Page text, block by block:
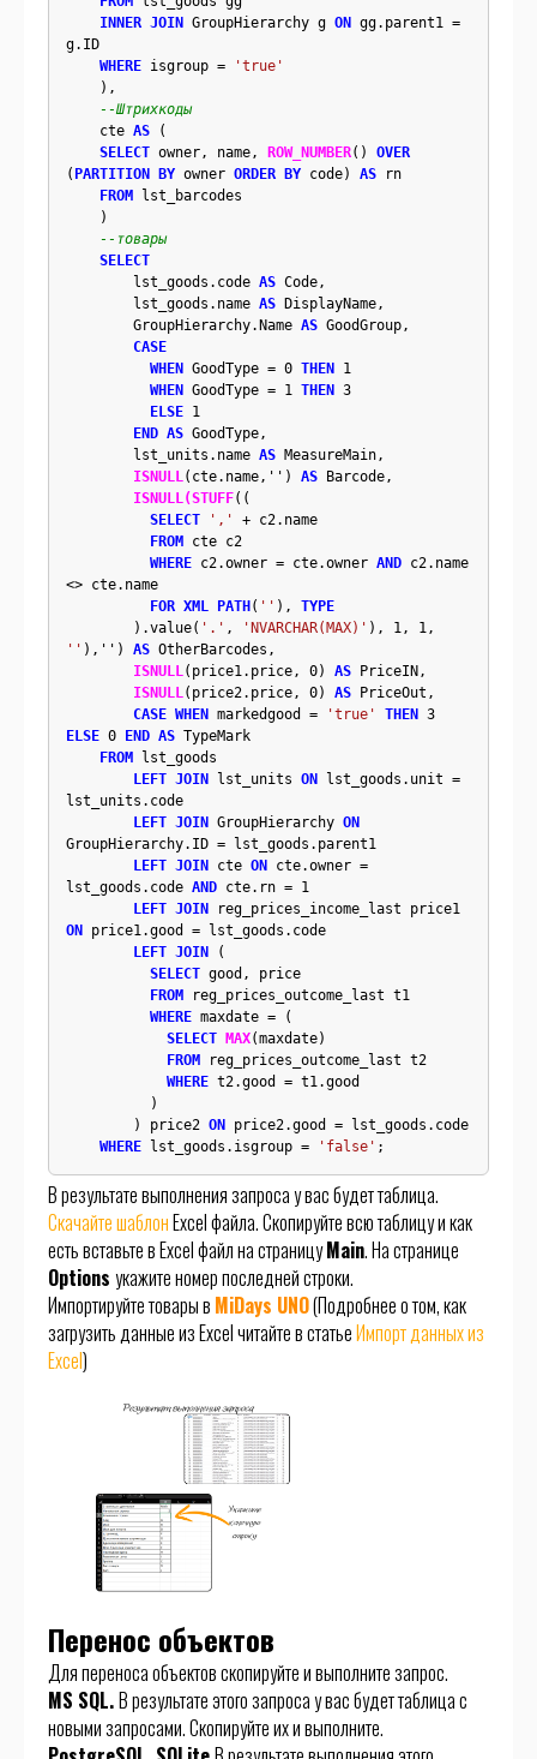
INNER JOIN
GroupHierarchy g ON
gg.parent1 =
g.ID
WHERE isgroup =
'true'
--Штрихкоды
    cte
AS (
SELECT owner, name, ROW_NUMBER() OVER
( PARTITION BY owner ORDER BY code) AS rn
FROM lst_barcodes
--товары
SELECT
        lst_goods.code
AS Code,
        lst_goods.name
AS DisplayName,
        GroupHierarchy.Name
AS GoodGroup,
CASE
WHEN
GoodType = 0 THEN
1
WHEN
GoodType = 1 THEN
3
ELSE 1
END AS GoodType,
        lst_units.name
AS MeasureMain,
ISNULL(cte.name,'') AS Barcode,
ISNULL(STUFF((
SELECT
','
+ c2.name
FROM cte c2
WHERE c2.owner = cte.owner AND c2.name
<> cte.name
FOR XML
PATH ( '' ), TYPE
        ).value(
'.' , 'NVARCHAR(MAX)'
'' ),'') AS OtherBarcodes,
ISNULL(price1.price, 0) AS PriceIN,
ISNULL(price2.price, 0) AS PriceOut,
CASE WHEN markedgood = 'true' THEN
ELSE 0 END AS TypeMark
FROM lst_goods
LEFT JOIN
lst_units ON
lst_goods.unit =
lst_units.code
LEFT JOIN
GroupHierarchy ON
GroupHierarchy.ID = lst_goods.parent1
LEFT JOIN
cte ON
cte.owner =
lst_goods.code AND cte.rn = 1
LEFT JOIN
ON
price1.good = lst_goods.code
LEFT JOIN
(
SELECT good, price
FROM reg_prices_outcome_last t1
WHERE maxdate = (
SELECT
MAX(maxdate)
FROM reg_prices_outcome_last t2
WHERE t2.good = t1.good
        ) price2
ON
price2.good = lst_goods.code
WHERE lst_goods.isgroup = 'false' ;
В результате выполнения запроса у вас будет таблица.
Скачайте шаблонExcel файла. Скопируйте всю таблицу и как
есть вставьте в Excel файл на страницуMain. На странице
Options укажите номер последней строки.
Импортируйте товары в MiDays UNO(Подробнее о том, как
загрузить данные из Excel читайте в статьеИмпорт данных из
Excel)
Перенос объектов
Для переноса объектов скопируйте и выполните запрос.
MS SQL.В результате этого запроса у вас будет таблица с
новыми запросами. Скопируйте их и выполните.